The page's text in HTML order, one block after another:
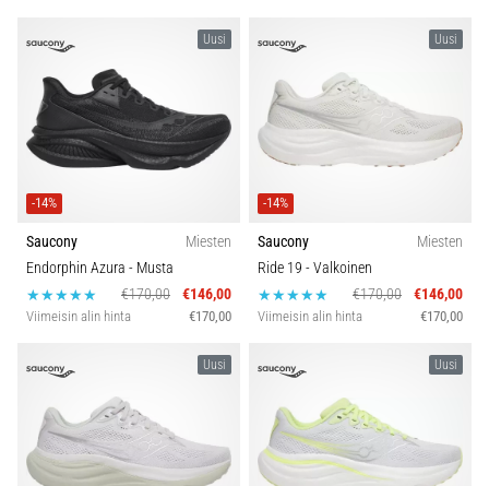
kantapääkivusta
juoksun
aikana
sen
jälkeen?
yleisimmistä
on
plantaarifaskiitti.
Näytä
artikkelit
Carbon
Uusi
-14%
Saucony
Miesten
Endorphin Azura - Musta
€170,00
€146,00
Viimeisin alin hinta €170,00
Uusi
-14%
Saucony
Miesten
Ride 19 - Valkoinen
€170,00
€146,00
Viimeisin alin hinta €170,00
Uusi Uusi